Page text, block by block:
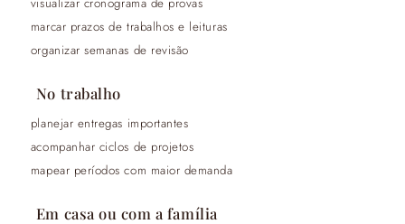
marcar prazos de trabalhos e leituras
organizar semanas de revisão
No trabalho
planejar entregas importantes
acompanhar ciclos de projetos
mapear períodos com maior demanda
Em casa ou com a família